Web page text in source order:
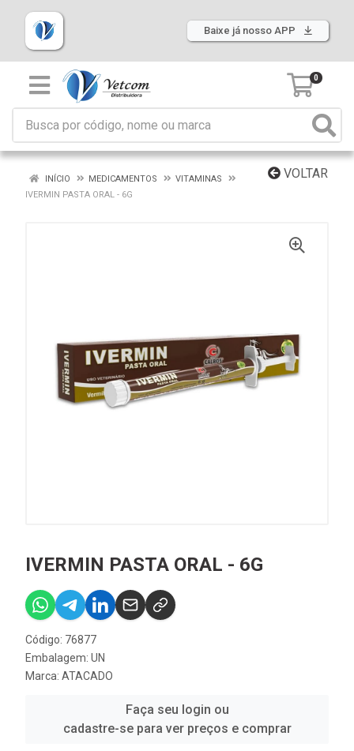
Baixe já nosso APP
0
VOLTAR
INÍCIO MEDICAMENTOS
VITAMINAS
IVERMIN PASTA ORAL - 6G
IVERMIN PASTA ORAL - 6G
Código: 76877
Embalagem: UN
Marca: ATACADO
Faça seu login ou
cadastre-se para ver preços e comprar